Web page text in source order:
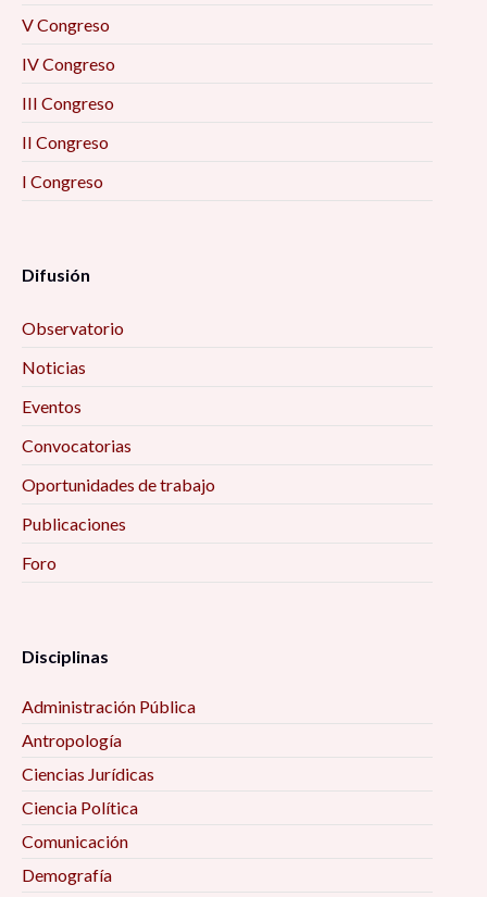
prostitución, 10:00 am
resultados de un estudio de caso en Zacatecas,
10:00 am
El proyecto de investigación desde la
Un foro para cuidar, 10:00 am
Las respuestas de la gente a la epidemia de
1891-1893 en San Luis Potosí, 10:00 am
Oaxaca en transición: cambio de gobierno y 4T,
10:00 am
10:00 am
Territorio, Vida y Hikuri: aproximación
multidimensional a partir del estudio de caso de
un megaproyecto avícola en Wirikuta, 11:00 am
Encuentro Interinstitucional sobre Estudios
V Congreso
IV Congreso
III Congreso
II Congreso
I Congreso
Difusión
Observatorio
Noticias
Eventos
Convocatorias
Oportunidades de trabajo
Publicaciones
Foro
Disciplinas
Administración Pública
Antropología
Ciencias Jurídicas
Ciencia Política
Comunicación
Demografía